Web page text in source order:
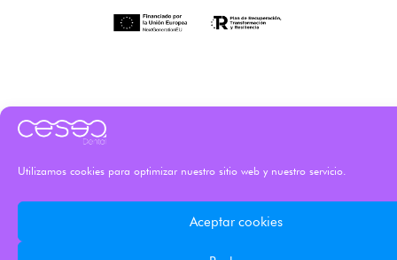
Utilizamos cookies para optimizar nuestro sitio web y nuestro servicio.
Aceptar cookies